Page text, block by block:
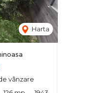
Harta
vânzare